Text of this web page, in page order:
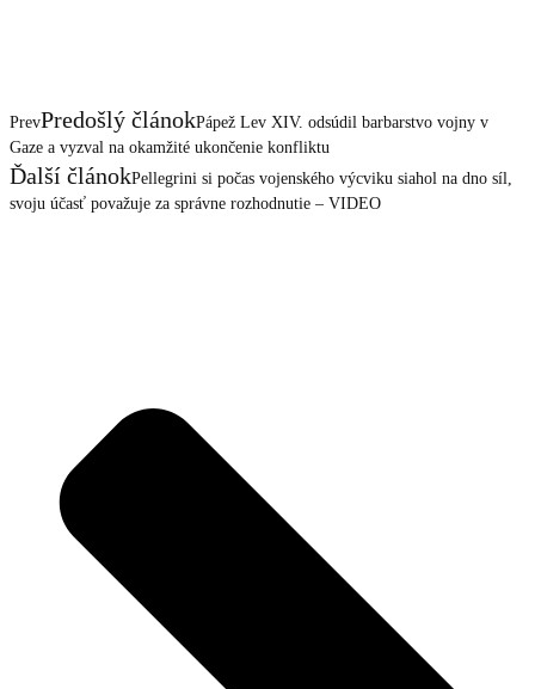
PrevPredošlý článokPápež Lev XIV. odsúdil barbarstvo vojny v
Gaze a vyzval na okamžité ukončenie konfliktu
Ďalší článokPellegrini si počas vojenského výcviku siahol na dno síl,
svoju účasť považuje za správne rozhodnutie – VIDEO